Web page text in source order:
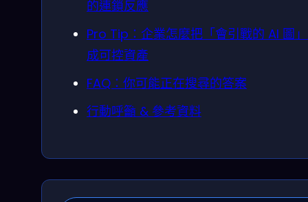
的連鎖反應
Pro Tip：企業怎麼把「會引戰的 AI 圖
成可控資產
FAQ：你可能正在搜尋的答案
行動呼籲 & 參考資料